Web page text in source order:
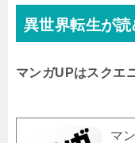
異世界転生が
マンガUPはスクエ
マ